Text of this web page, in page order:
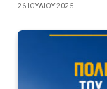
26 ΙΟΥΛΊΟΥ 2026